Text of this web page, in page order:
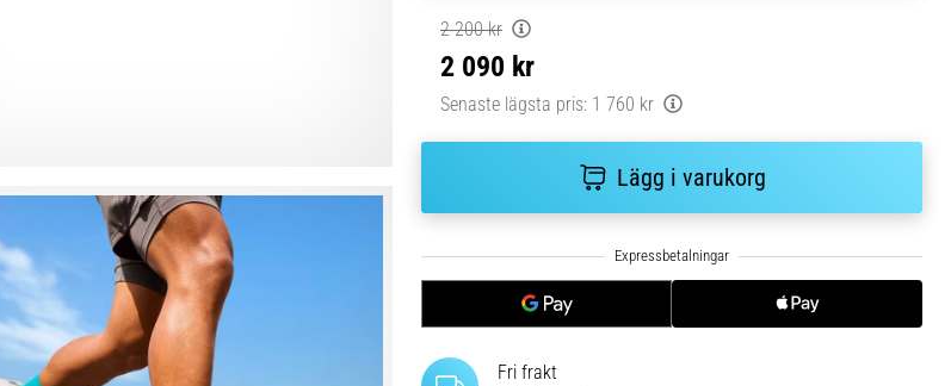
2 200 kr
2 090 kr
Senaste lägsta pris: 1 760 kr
Lägg i varukorg
Fri frakt